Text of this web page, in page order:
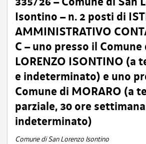
Isontino – n. 2 posti di
AMMINISTRATIVO
C – uno presso il Comune
LORENZO ISONTINO (a
e indeterminato) e uno
Comune di MORARO (a
parziale, 30 ore
indeterminato)
Comune di San Lorenzo Isontino